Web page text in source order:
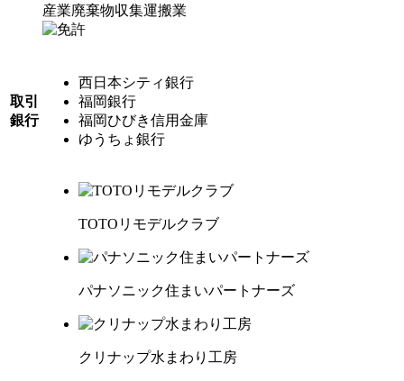
産業廃棄物収集運搬業
取引
銀行
西日本シティ銀行
福岡銀行
福岡ひびき信用金庫
ゆうちょ銀行
TOTO リモデルクラブ
パナソニック住まいパートナーズ
クリナップ水まわり工房